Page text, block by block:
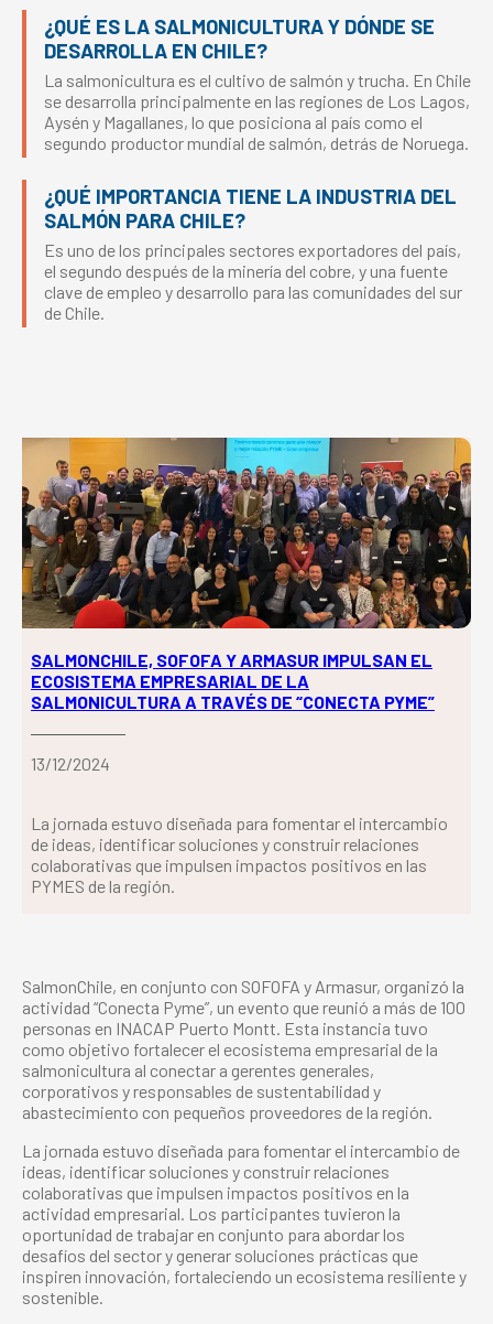
¿QUÉ ES LA SALMONICULTURA Y DÓNDE SE
DESARROLLA EN CHILE?
La salmonicultura es el cultivo de salmón y trucha. En Chile
se desarrolla principalmente en las regiones de Los Lagos,
Aysén y Magallanes, lo que posiciona al país como el
segundo productor mundial de salmón, detrás de Noruega.
¿QUÉ IMPORTANCIA TIENE LA INDUSTRIA DEL
SALMÓN PARA CHILE?
Es uno de los principales sectores exportadores del país,
el segundo después de la minería del cobre, y una fuente
clave de empleo y desarrollo para las comunidades del sur
de Chile.
SALMONCHILE, SOFOFA Y ARMASUR IMPULSAN EL
ECOSISTEMA EMPRESARIAL DE LA
SALMONICULTURA A TRAVÉS DE “CONECTA PYME”
13/12/2024
La jornada estuvo diseñada para fomentar el intercambio
de ideas, identificar soluciones y construir relaciones
colaborativas que impulsen impactos positivos en las
PYMES de la región.
SalmonChile, en conjunto con SOFOFA y Armasur, organizó la
actividad “Conecta Pyme”, un evento que reunió a más de 100
personas en INACAP Puerto Montt. Esta instancia tuvo
como objetivo fortalecer el ecosistema empresarial de la
salmonicultura al conectar a gerentes generales,
corporativos y responsables de sustentabilidad y
abastecimiento con pequeños proveedores de la región.
La jornada estuvo diseñada para fomentar el intercambio de
ideas, identificar soluciones y construir relaciones
colaborativas que impulsen impactos positivos en la
actividad empresarial. Los participantes tuvieron la
oportunidad de trabajar en conjunto para abordar los
desafíos del sector y generar soluciones prácticas que
inspiren innovación, fortaleciendo un ecosistema resiliente y
sostenible.